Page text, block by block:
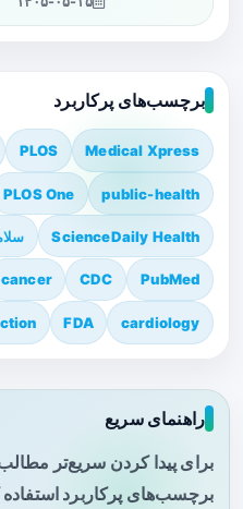
برچسب‌های پرکاربرد
Medical Xpress
PLOS
public-health
PLOS One
ScienceDaily Health
PubMed
CDC
cancer
cardiology
FDA
راهنمای سریع
برای پیدا کردن سریع‌تر
برچسب‌های پرکاربرد استفاده